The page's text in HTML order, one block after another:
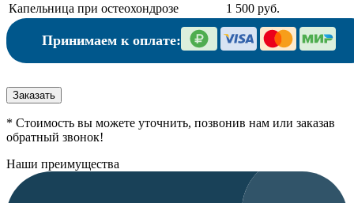
Капельница при остеохондрозе
1 500 руб.
Принимаем к оплате:
Заказать
* Стоимость вы можете уточнить, позвонив нам или заказав
обратный звонок!
Наши преимущества